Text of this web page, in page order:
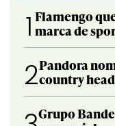
1 Flamengo
marca de
2Pandora
country head
Grupo